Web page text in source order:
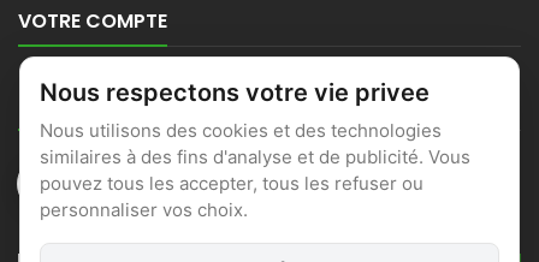
VOTRE COMPTE
CONTACT
Nous respectons votre vie privee
Nous utilisons des cookies et des technologies
similaires à des fins d'analyse et de publicité. Vous
pouvez tous les accepter, tous les refuser ou
personnaliser vos choix.